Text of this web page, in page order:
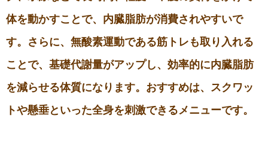
体を動かすことで、内臓脂肪が消費されやすいで
す。さらに、無酸素運動である筋トレも取り入れる
ことで、基礎代謝量がアップし、効率的に内臓脂肪
を減らせる体質になります。おすすめは、スクワッ
トや懸垂といった全身を刺激できるメニューです。